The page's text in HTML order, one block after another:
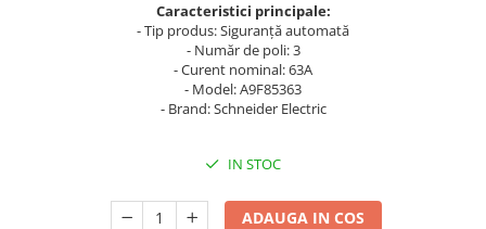
Țeavă PVC și copex
Cofrete, dulapuri și doze
Cofrete de plastic și accesorii
Coftere metalice și accesorii
Caracteristici principale:
- Tip produs: Siguranță automată
- Număr de poli: 3
- Curent nominal: 63A
- Model: A9F85363
- Brand: Schneider Electric
IN STOC
ADAUGA IN COS